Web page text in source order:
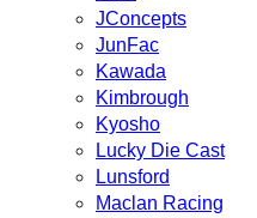
JConcepts
JunFac
Kawada
Kimbrough
Kyosho
Lucky Die Cast
Lunsford
Maclan Racing